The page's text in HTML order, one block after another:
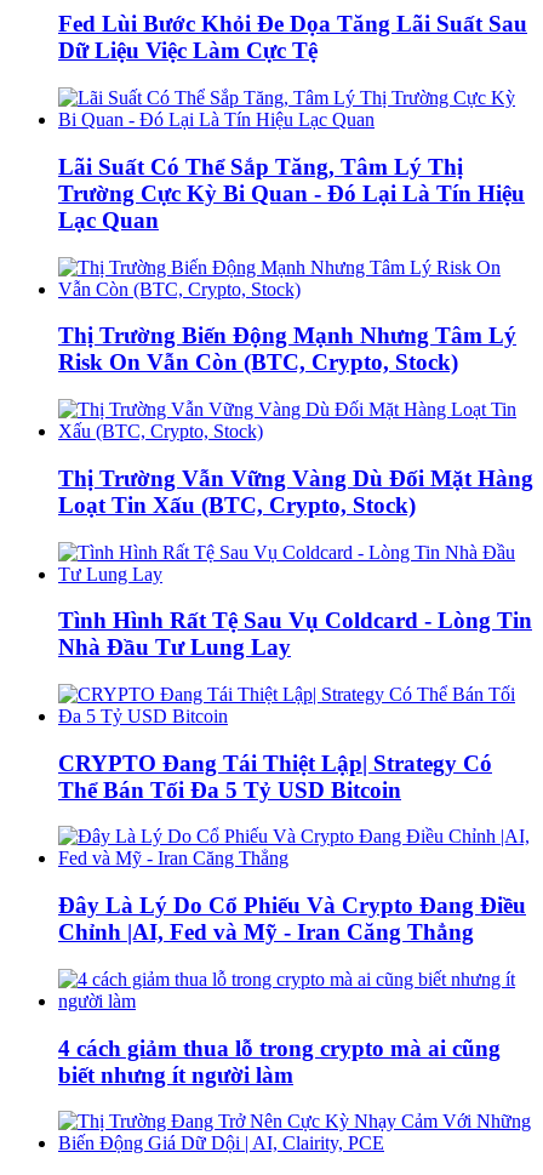
Fed Lùi Bước Khỏi Đe Dọa Tăng Lãi Suất Sau
Dữ Liệu Việc Làm Cực Tệ
Lãi Suất Có Thể Sắp Tăng, Tâm Lý Thị
Trường Cực Kỳ Bi Quan - Đó Lại Là Tín Hiệu
Lạc Quan
Thị Trường Biến Động Mạnh Nhưng Tâm Lý
Risk On Vẫn Còn (BTC, Crypto, Stock)
Thị Trường Vẫn Vững Vàng Dù Đối Mặt Hàng
Loạt Tin Xấu (BTC, Crypto, Stock)
Tình Hình Rất Tệ Sau Vụ Coldcard - Lòng Tin
Nhà Đầu Tư Lung Lay
CRYPTO Đang Tái Thiệt Lập| Strategy Có
Thể Bán Tối Đa 5 Tỷ USD Bitcoin
Đây Là Lý Do Cổ Phiếu Và Crypto Đang Điều
Chỉnh |AI, Fed và Mỹ - Iran Căng Thẳng
4 cách giảm thua lỗ trong crypto mà ai cũng
biết nhưng ít người làm